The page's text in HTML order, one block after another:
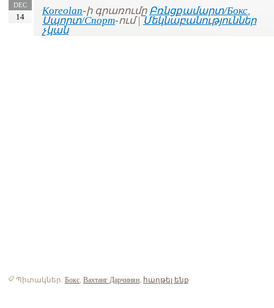
DEC
14
Koreolan-ի գրառումը Բռնցքամարտ/Бокс,
Սպորտ/Спорт-ում |Մեկնաբանություններ
չկան
Պիտակներ. Бокс, Вахтанг Дарчинян, հաղթել ենք